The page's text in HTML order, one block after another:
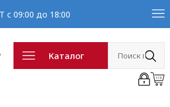
с 09:00 до 18:00
Каталог